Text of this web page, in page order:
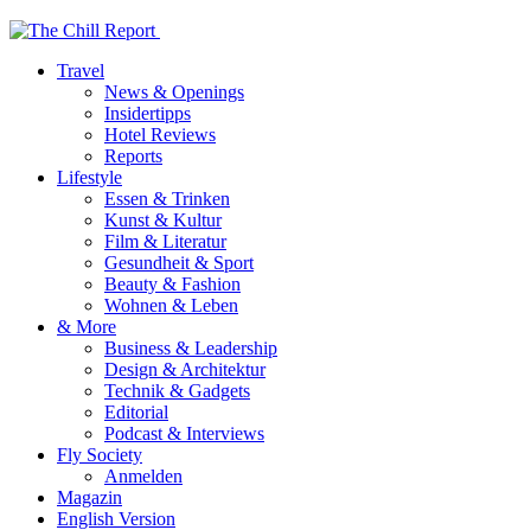
Travel
News & Openings
Insidertipps
Hotel Reviews
Reports
Lifestyle
Essen & Trinken
Kunst & Kultur
Film & Literatur
Gesundheit & Sport
Beauty & Fashion
Wohnen & Leben
& More
Business & Leadership
Design & Architektur
Technik & Gadgets
Editorial
Podcast & Interviews
Fly Society
Anmelden
Magazin
English Version